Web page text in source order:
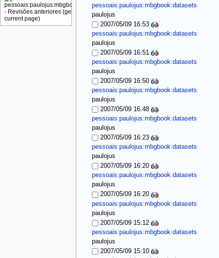
pessoais:paulojus:mbgbook:datasets
paulojus
2007/05/09 16:53
pessoais:paulojus:mbgbook:datasets
paulojus
2007/05/09 16:51
pessoais:paulojus:mbgbook:datasets
paulojus
2007/05/09 16:50
pessoais:paulojus:mbgbook:datasets
paulojus
2007/05/09 16:48
pessoais:paulojus:mbgbook:datasets
paulojus
2007/05/09 16:23
pessoais:paulojus:mbgbook:datasets
paulojus
2007/05/09 16:20
pessoais:paulojus:mbgbook:datasets
paulojus
2007/05/09 16:20
pessoais:paulojus:mbgbook:datasets
paulojus
2007/05/09 15:12
pessoais:paulojus:mbgbook:datasets
paulojus
2007/05/09 15:10